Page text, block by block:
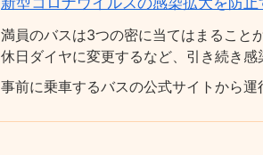
満員のバスは3つの密に当てはまること
休日ダイヤに変更するなど、引き続き感
事前に乗車するバスの公式サイトから運